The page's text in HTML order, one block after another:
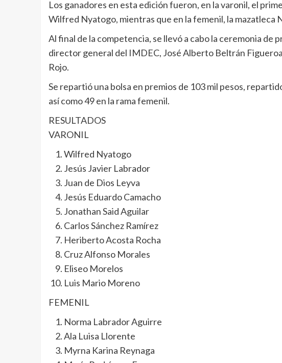
Los ganadores en esta edición fueron, en la varonil, el
Wilfred Nyatogo, mientras que en la femenil, la mazatleca
Al final de la competencia, se llevó a cabo la ceremonia de
director general del IMDEC, José Alberto Beltrán
Rojo.
Se repartió una bolsa en premios de 103 mil pesos,
así como 49 en la rama femenil.
RESULTADOS
VARONIL
Wilfred Nyatogo
Jesús Javier Labrador
Juan de Dios Leyva
Jesús Eduardo Camacho
Jonathan Said Aguilar
Carlos Sánchez Ramírez
Heriberto Acosta Rocha
Cruz Alfonso Morales
Eliseo Morelos
Luis Mario Moreno
FEMENIL
Norma Labrador Aguirre
Ala Luisa Llorente
Myrna Karina Reynaga